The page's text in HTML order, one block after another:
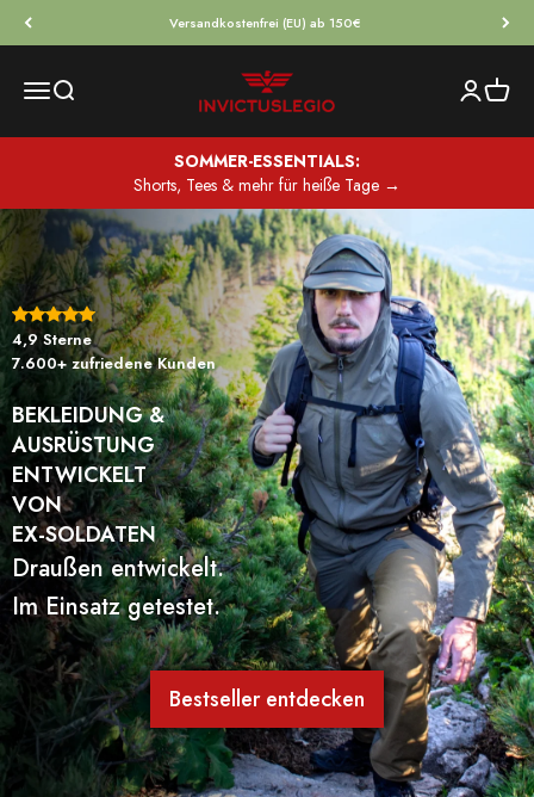
Zum Inhalt springen Versandkostenfrei (EU) ab 150€
MenüSuche INVICTUSLEGIO Anmelden
SOMMER-ESSENTIALS:
Shorts, Tees & mehr für heiße Tage →
4,9 Sterne
7.600+ zufriedene Kunden
BEKLEIDUNG &
AUSRÜSTUNG
ENTWICKELT
VON
EX-SOLDATEN
Draußen entwickelt.
Im Einsatz getestet.
Bestseller entdecken